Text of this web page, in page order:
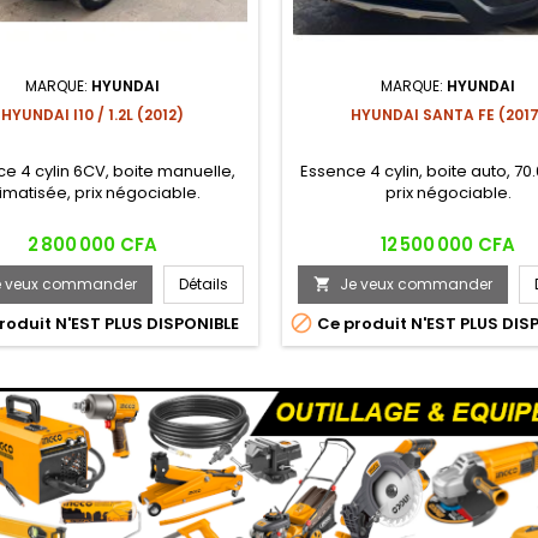
MARQUE: HYUNDAI
HYUNDAI I10 / 1.2L (2012)
4 cylin 6CV, boite manuelle,
prix négociable.
Prix
2 800 000 CFA
veux commander Détails
N'EST PLUS DISPONIBLE
MARQUE: HYUNDAI
HYUNDAI SANTA FE
Essence 4 cylin, boite auto,
prix négociable.
Prix
12 500 000 CFA
 Je veux commander
 Ce produit N'EST PLUS